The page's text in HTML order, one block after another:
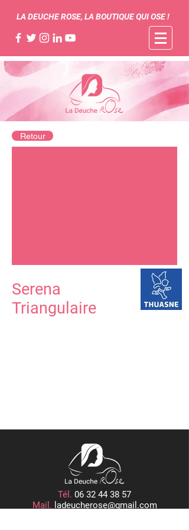
LA DEUCHE ROSE, LA BOUTIQUE QUI OSE !
Retour
Serena
Triangulaire
Tél. 06 32 44 38 57
Mail. ladeucherose@gmail.com